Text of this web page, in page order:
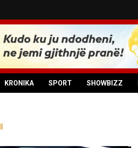
KRONIKA SPORT SHOWBIZZ